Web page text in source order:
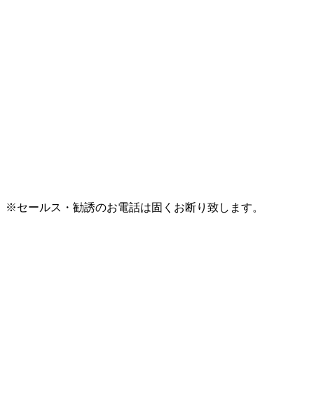
※セールス・勧誘のお電話は固くお断り致します。